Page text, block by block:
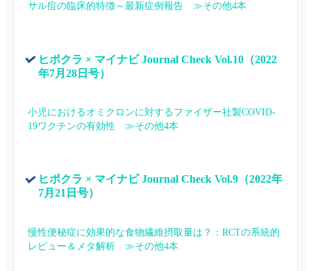
サル痘の臨床的特徴～最新症例報告　≫その他4本
ヒポクラ × マイナビ Journal Check Vol.10（2022
年7月28日号）
小児におけるオミクロンに対するファイザー社製COVID-
19ワクチンの有効性　≫その他4本
ヒポクラ × マイナビ Journal Check Vol.9（2022年
7月21日号）
慢性便秘症に効果的な食物繊維摂取量は？：RCTの系統的
レビュー＆メタ解析　≫その他4本